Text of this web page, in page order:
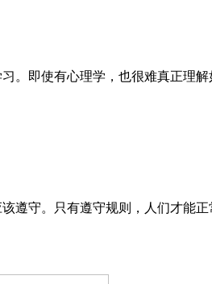
即使有心理学，也很难真正理
守。只有遵守规则，人们才能